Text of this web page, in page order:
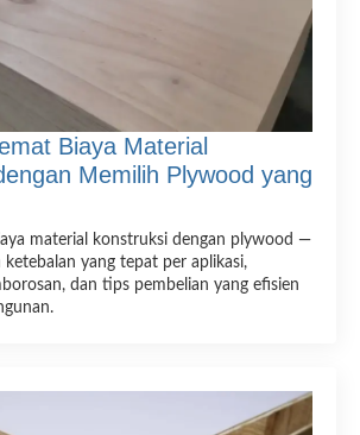
Biaya Material
Memilih Plywood yang
material konstruksi dengan plywood —
ketebalan yang tepat per aplikasi,
dan tips pembelian yang efisien